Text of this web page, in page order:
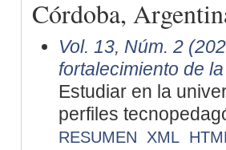
Córdoba,
Vol. 13, Núm. 2
fortalecimiento de
Estudiar en la
perfiles
RESUMEN XML